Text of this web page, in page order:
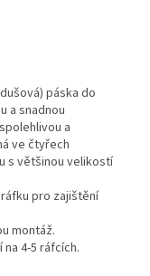
páska do
a snadnou
a
ve čtyřech
s většinou velikostí
pro zajištění
montáž.
4-5 ráfcích.